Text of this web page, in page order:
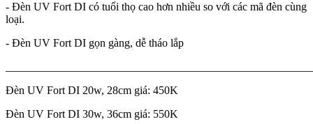
- Đèn UV Fort DI có tuổi thọ cao hơn nhiều so với các mã đèn cùng
loại.
- Đèn UV Fort DI gọn gàng, dễ tháo lắp
Đèn UV Fort DI 20w, 28cm giá: 450K
Đèn UV Fort DI 30w, 36cm giá: 550K